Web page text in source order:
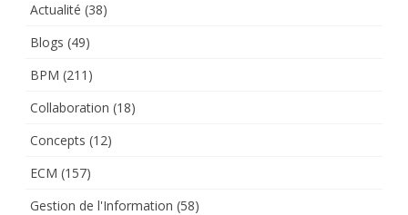
Actualité (38)
Blogs (49)
BPM (211)
Collaboration (18)
Concepts (12)
ECM (157)
Gestion de l'Information (58)